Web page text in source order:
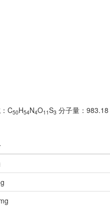
C50H54N4O11S3 分子量：983.18